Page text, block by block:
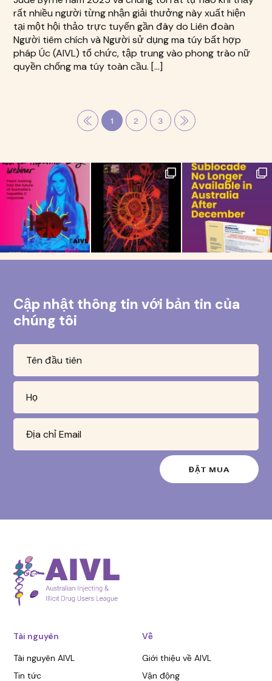
rất nhiều người từng nhận giải thưởng này xuất hiện
tại một hội thảo trực tuyến gần đây do Liên đoàn
Người tiêm chích và Người sử dụng ma túy bất hợp
pháp Úc (AIVL) tổ chức, tập trung vào phong trào nữ
quyền chống ma túy toàn cầu. […]
1 2 3
Cập nhật thông tin với bản tin của
chúng tôi
Tài nguyên
Tài nguyên AIVL
Tin tức
Về
Giới thiệu về AIVL
Vận động